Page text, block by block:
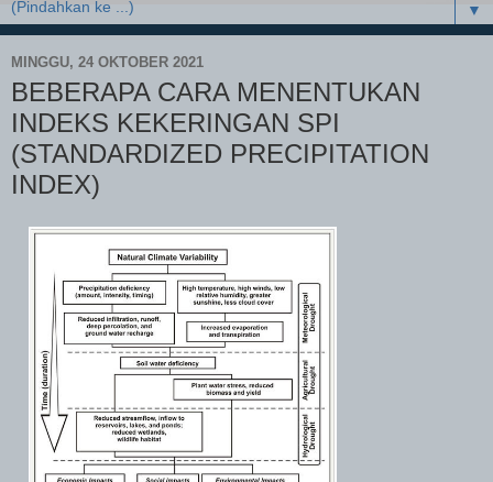
▼
MINGGU, 24 OKTOBER 2021
BEBERAPA CARA MENENTUKAN
INDEKS KEKERINGAN SPI
(STANDARDIZED PRECIPITATION
INDEX)